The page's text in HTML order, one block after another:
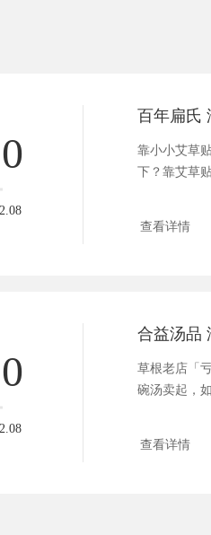
百年扁氏
靠小小艾草
下？靠艾草
查看详情
合益汤品
草根老店「
碗汤卖起，
查看详情